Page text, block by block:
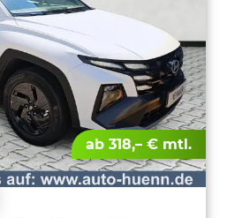
ab 318,– € mtl.